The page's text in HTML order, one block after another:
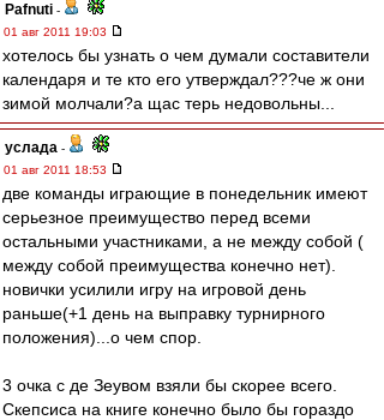
Pafnuti -
01 авг 2011 19:03
хотелось бы узнать о чем думали составители
календаря и те кто его утверждал???че ж они
зимой молчали?а щас терь недовольны...
услада -
01 авг 2011 18:53
две команды играющие в понедельник имеют
серьезное преимущество перед всеми
остальными участниками, а не между собой (
между собой преимущества конечно нет).
новички усилили игру на игровой день
раньше(+1 день на выправку турнирного
положения)...о чем спор.
3 очка с де Зеувом взяли бы скорее всего.
Скепсиса на книге конечно было бы гораздо